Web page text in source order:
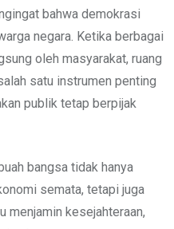
bahwa demokrasi
negara. Ketika berbagai
oleh masyarakat, ruang
satu instrumen penting
publik tetap berpijak
bangsa tidak hanya
semata, tetapi juga
menjamin kesejahteraan,